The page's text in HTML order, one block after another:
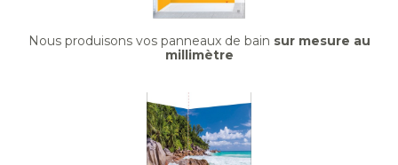
Nous produisons vos panneaux de bain sur mesure au
millimètre